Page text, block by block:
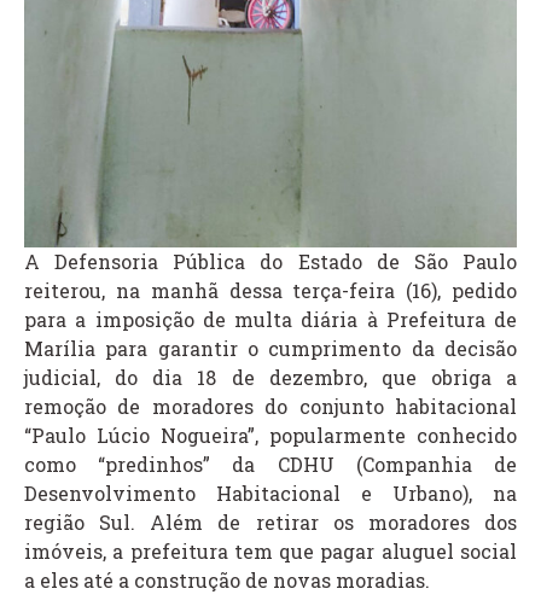
A Defensoria Pública do Estado de São Paulo
reiterou, na manhã dessa terça-feira (16), pedido
para a imposição de multa diária à Prefeitura de
Marília para garantir o cumprimento da decisão
judicial, do dia 18 de dezembro, que obriga a
remoção de moradores do conjunto habitacional
“Paulo Lúcio Nogueira”, popularmente conhecido
como “predinhos” da CDHU (Companhia de
Desenvolvimento Habitacional e Urbano), na
região Sul. Além de retirar os moradores dos
imóveis, a prefeitura tem que pagar aluguel social
a eles até a construção de novas moradias.